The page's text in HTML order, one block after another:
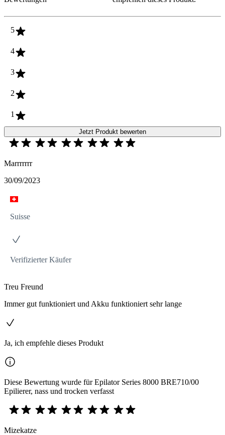
5
4
3
2
1
Jetzt Produkt bewerten
Marrrrrrr
30/09/2023
Suisse
Verifizierter Käufer
Treu Freund
Immer gut funktioniert und Akku funktioniert sehr lange
Ja, ich empfehle dieses Produkt
Diese Bewertung wurde für Epilator Series 8000 BRE710/00
Epilierer, nass und trocken verfasst
Mizekatze